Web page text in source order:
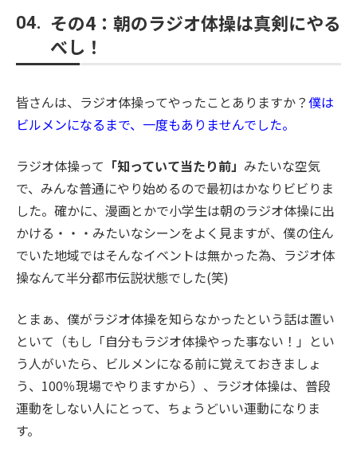
04. その4：朝のラジオ体操は真剣にやる
べし！
皆さんは、ラジオ体操ってやったことありますか？僕は
ビルメンになるまで、一度もありませんでした。
ラジオ体操って 「知っていて当たり前」 みたいな空気
で、みんな普通にやり始めるので最初はかなりビビりま
した。確かに、漫画とかで小学生は朝のラジオ体操に出
かける・・・みたいなシーンをよく見ますが、僕の住ん
でいた地域ではそんなイベントは無かった為、ラジオ体
操なんて半分都市伝説状態でした(笑)
とまぁ、僕がラジオ体操を知らなかったという話は置い
といて（もし「自分もラジオ体操やった事ない！」とい
う人がいたら、ビルメンになる前に覚えておきましょ
う、100％現場でやりますから）、ラジオ体操は、普段
運動をしない人にとって、ちょうどいい運動になりま
す。